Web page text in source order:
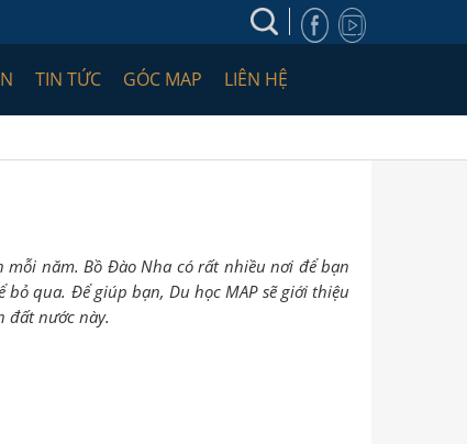
TIN TỨC GÓC MAP LIÊN HỆ
năm. Bồ Đào Nha có rất nhiều nơi để bạn
qua. Để giúp bạn, Du học MAP sẽ giới thiệu
đất nước này.